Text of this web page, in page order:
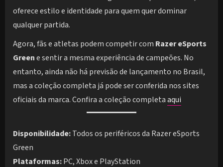
oferece estilo e identidade para quem quer dominar
qualquer partida.
Agora, fãs e atletas podem competir com Razer eSports
Greene sentir a mesma experiência de campeões. No
entanto, ainda não há previsão de lançamento no Brasil,
mas a coleção completa já pode ser conferida nos sites
oficiais da marca. Confira a coleção completaaqui
Disponibilidade:Todos os periféricos da Razer eSports
Green
Plataformas:PC, Xbox e PlayStation